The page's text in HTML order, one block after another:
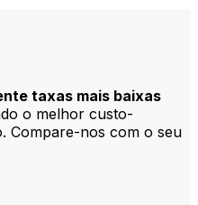
taxas mais baixas
o melhor custo-
Compare-nos com o seu